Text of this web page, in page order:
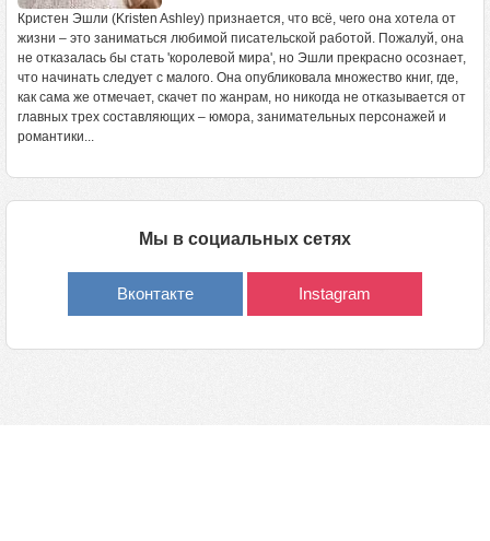
Кристен Эшли (Kristen Ashley) признается, что всё, чего она хотела от
жизни – это заниматься любимой писательской работой. Пожалуй, она
не отказалась бы стать 'королевой мира', но Эшли прекрасно осознает,
что начинать следует с малого. Она опубликовала множество книг, где,
как сама же отмечает, скачет по жанрам, но никогда не отказывается от
главных трех составляющих – юмора, занимательных персонажей и
романтики...
Мы в социальных сетях
Вконтакте Instagram